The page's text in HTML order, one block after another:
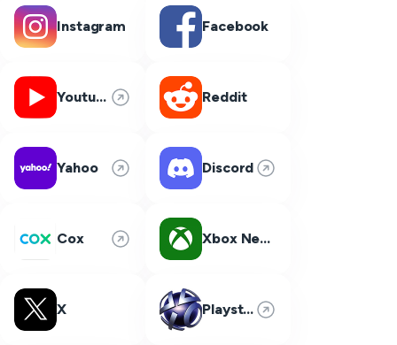
Instagram Facebook
Youtube Reddit
Yahoo Discord
Cox Xbox Network
X Playstation Network